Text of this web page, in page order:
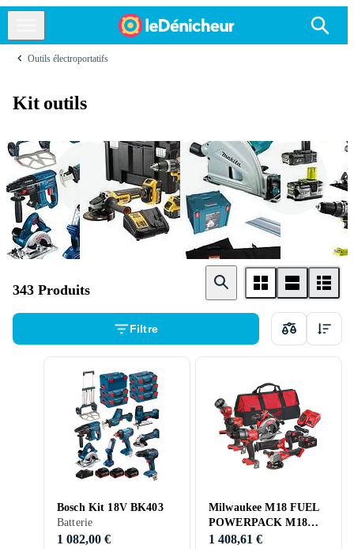
Outils électroportatifs
Kit outils
Bosch Dewalt Makita
343 Produits
Filtre
Bosch Kit 18V BK403
Batterie
1 082,00 €
Milwaukee M18 FUEL
POWERPACK M18
FPP6E3-502B 18V
1 408,61 €